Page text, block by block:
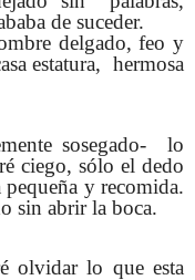
de suceder.
delgado, feo y
estatura, hermosa
sosegado- lo
ciego, sólo el dedo
y recomida.
sin abrir la boca.
olvidar lo que esta